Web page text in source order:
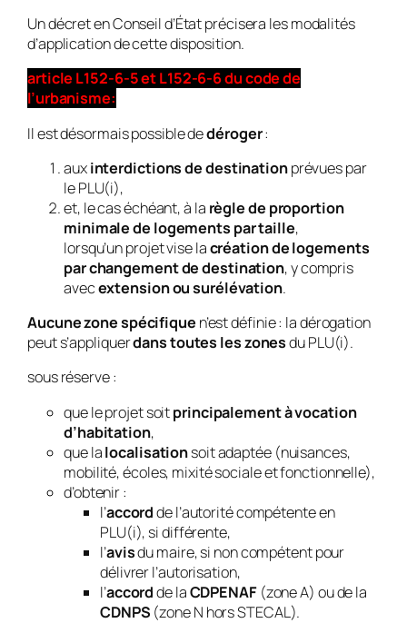
Un décret en Conseil d’État précisera les modalités
d’application de cette disposition.
article L152-6-5 et L152-6-6 du code de
l’urbanisme:
Il est désormais possible dedéroger:
auxinterdictions de destinationprévues par
le PLU(i),
et, le cas échéant, à la règle de proportion
minimale de logements par taille,
lorsqu’un projet vise lacréation de logements
par changement de destination, y compris
avecextension ou surélévation.
Aucune zone spécifique n’est définie : la dérogation
peut s’appliquerdans toutes les zonesdu PLU(i).
sous réserve :
que le projet soitprincipalement à vocation
d’habitation,
que lalocalisationsoit adaptée (nuisances,
mobilité, écoles, mixité sociale et fonctionnelle),
d’obtenir :
l’accordde l’autorité compétente en
PLU(i), si différente,
l’avisdu maire, si non compétent pour
délivrer l’autorisation,
l’accordde laCDPENAF(zone A) ou de la
CDNPS (zone N hors STECAL).